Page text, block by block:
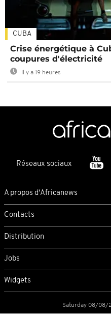
CUBA
Crise énergétique à
coupures d'électricité
Il y a 19 heures
Réseaux sociaux
A propos d'Africanews
Contacts
Distribution
Jobs
Widgets
Saturday 08/08/